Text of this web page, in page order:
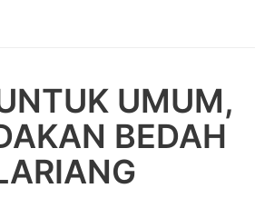
UMUM,
BEDAH